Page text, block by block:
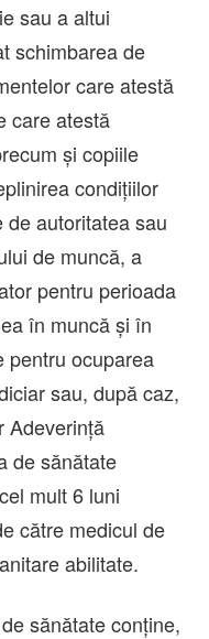
sau a altui
schimbarea de
care atestă
care atestă
şi copiile
condiţiilor
autoritatea sau
de muncă, a
pentru perioada
în muncă şi în
pentru ocuparea
sau, după caz,
Adeverință
de sănătate
mult 6 luni
către medicul de
abilitate.
sănătate conţine,